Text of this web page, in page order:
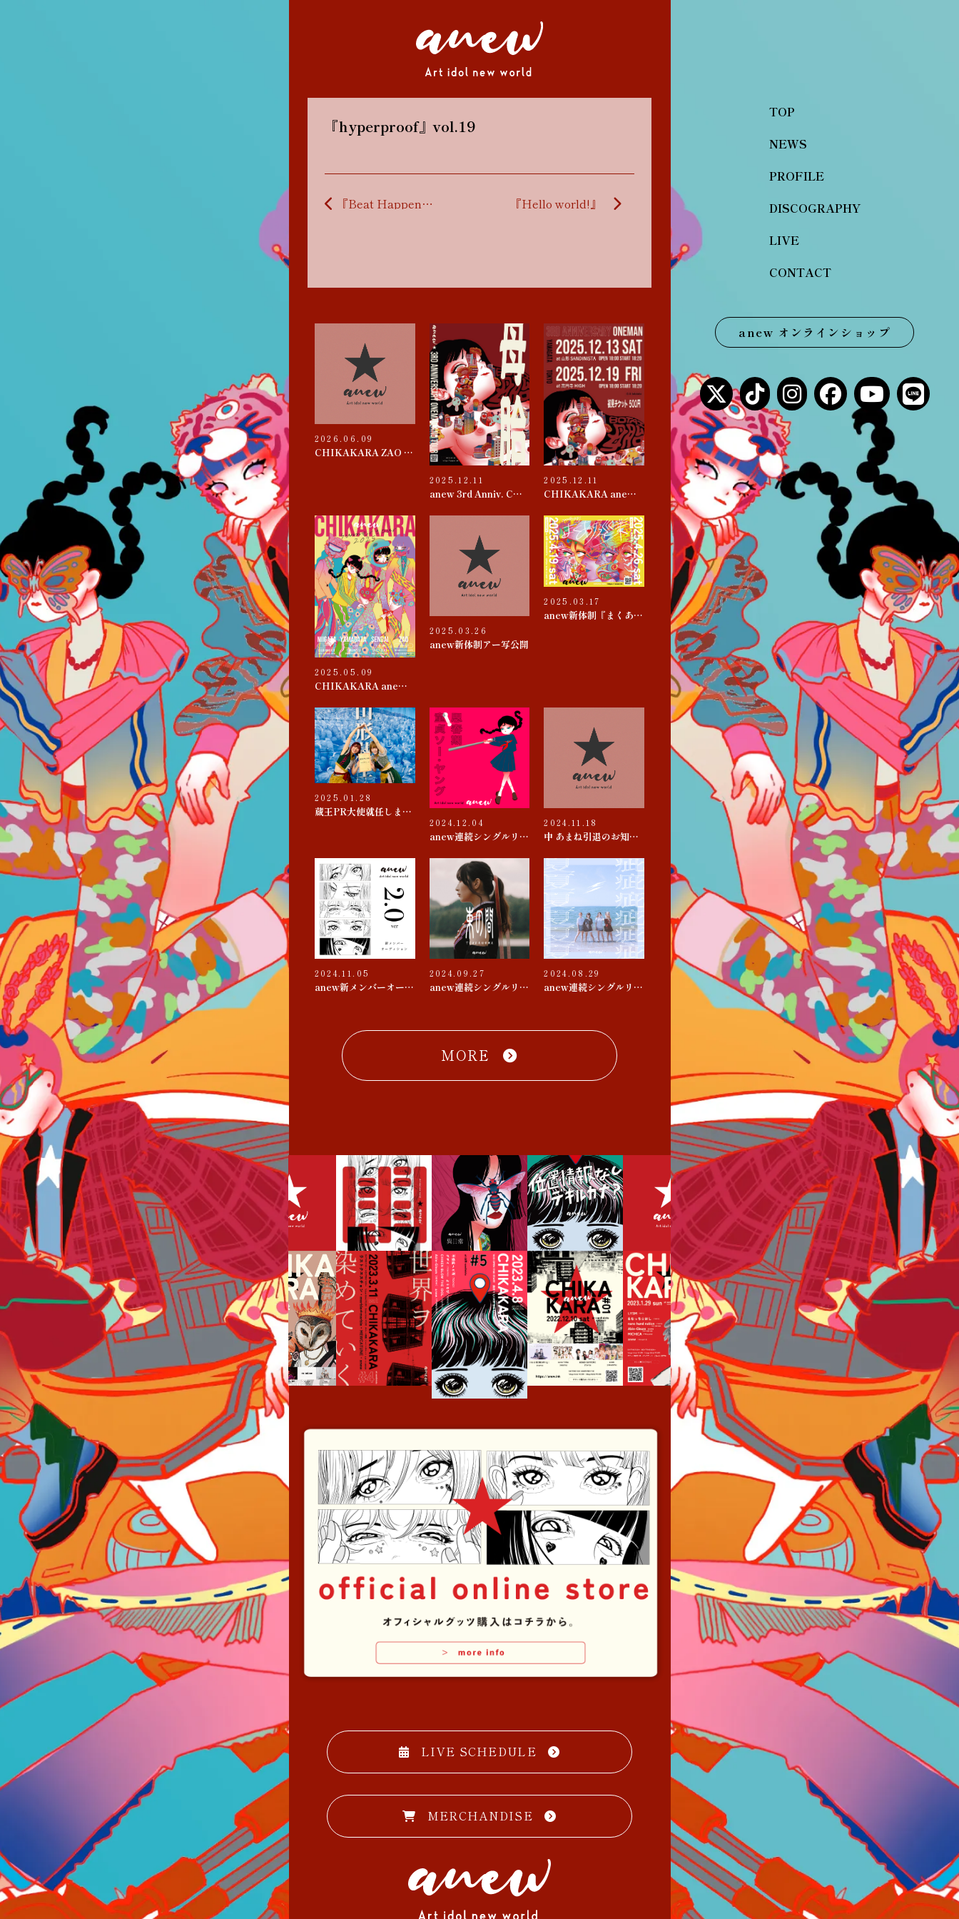
『hyperproof』vol.19
投稿ナビゲーション『Beat Happening！夏の日の最高POP MUSIC達！』 『Hello world!』
2026.06.09
CHIKAKARA ZAO 2026
2025.12.11
anew 3rd Anniv. CHIKAKARA 『母胎』TOUR
2025.12.11
CHIKAKARA anew 3rd ANNIVERSARY ONEMAN~母胎~
2025.05.09
CHIKAKARA anew SUMMER tour
2025.03.26
anew新体制アー写公開
2025.03.17
anew新体制『まくあけ巡業』
2025.01.28
蔵王PR大使就任しました
2024.12.04
anew連続シングルリリース 第４弾『思春期 / 童貞ソー・ヤング』
2024.11.18
中 あまね引退のお知らせ
2024.11.05
anew新メンバーオーディション
2024.09.27
anew連続シングルリリース 第３弾『束の間 / D♭△7』
2024.08.29
anew連続シングルリリース 第２弾『夏疵 / 水色諸事情』
MORE
LIVE SCHEDULE
MERCHANDISE
TOP
NEWS
PROFILE
DISCOGRAPHY
LIVE
CONTACT
anew オンラインショップ